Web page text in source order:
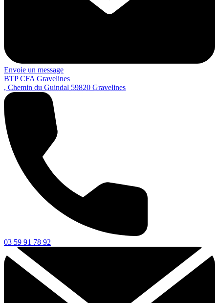
Envoie un message
BTP CFA Gravelines
, Chemin du Guindal 59820 Gravelines
03 59 91 78 92